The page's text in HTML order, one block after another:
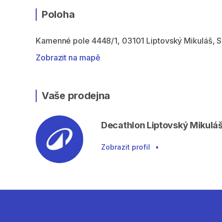
Poloha
Kamenné pole 4448/1, 03101 Liptovský Mikuláš,
Zobrazit na mapě
Vaše prodejna
Decathlon Liptovský
Zobrazit profil •